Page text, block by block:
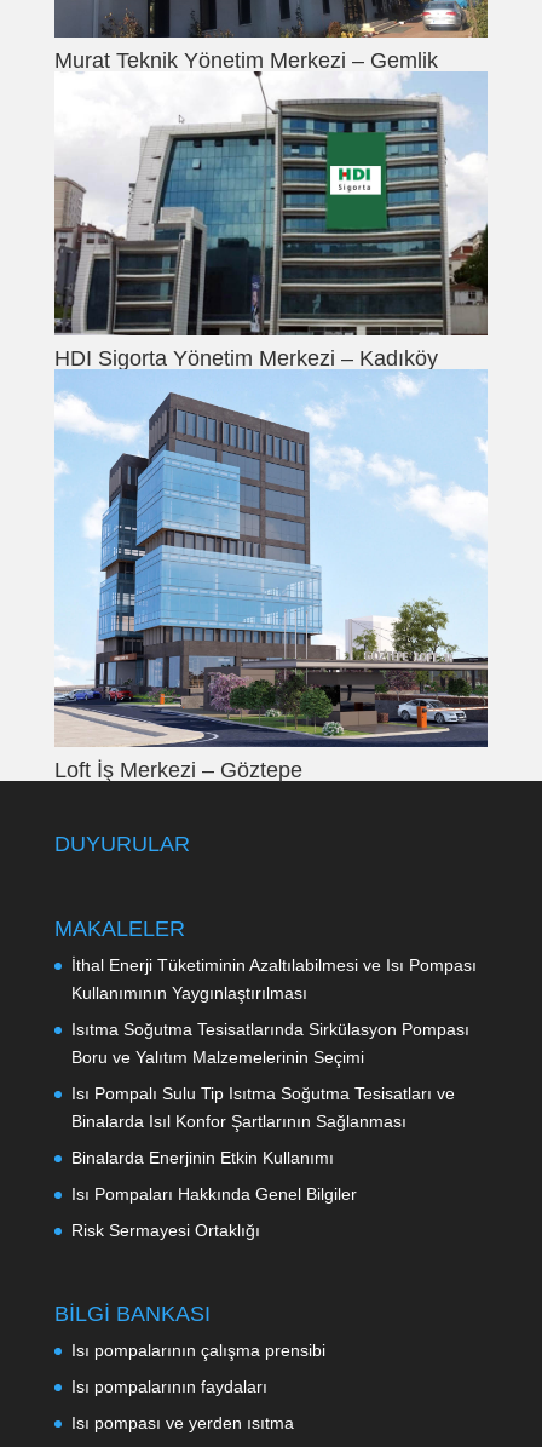
Murat Teknik Yönetim Merkezi – Gemlik
HDI Sigorta Yönetim Merkezi – Kadıköy
Loft İş Merkezi – Göztepe
DUYURULAR
MAKALELER
İthal Enerji Tüketiminin Azaltılabilmesi ve Isı Pompası
Kullanımının Yaygınlaştırılması
Isıtma Soğutma Tesisatlarında Sirkülasyon Pompası
Boru ve Yalıtım Malzemelerinin Seçimi
Isı Pompalı Sulu Tip Isıtma Soğutma Tesisatları ve
Binalarda Isıl Konfor Şartlarının Sağlanması
Binalarda Enerjinin Etkin Kullanımı
Isı Pompaları Hakkında Genel Bilgiler
Risk Sermayesi Ortaklığı
BİLGİ BANKASI
Isı pompalarının çalışma prensibi
Isı pompalarının faydaları
Isı pompası ve yerden ısıtma